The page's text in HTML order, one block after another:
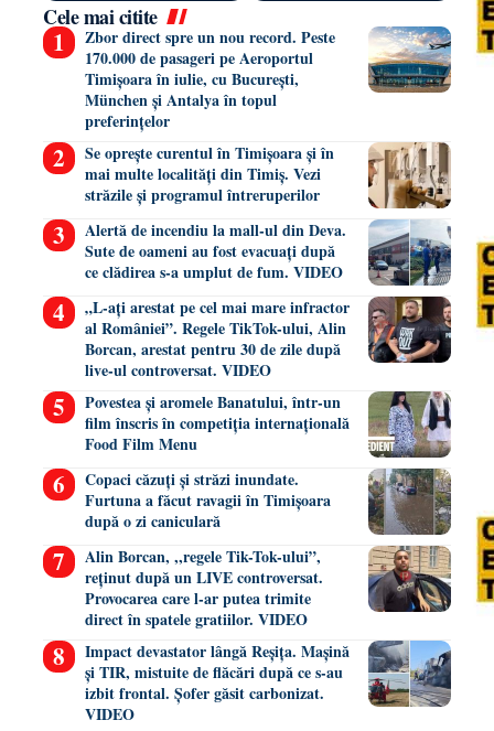
Cele mai citite
Zbor direct spre un nou record. Peste
170.000 de pasageri pe Aeroportul
Timișoara în iulie, cu București,
München și Antalya în topul
preferințelor
Se oprește curentul în Timișoara și în
mai multe localități din Timiș. Vezi
străzile și programul întreruperilor
Alertă de incendiu la mall-ul din Deva.
Sute de oameni au fost evacuați după
ce clădirea s-a umplut de fum. VIDEO
„L-ați arestat pe cel mai mare infractor
al României”. Regele TikTok-ului, Alin
Borcan, arestat pentru 30 de zile după
live-ul controversat. VIDEO
Povestea și aromele Banatului, într-un
film înscris în competiția internațională
Food Film Menu
Copaci căzuți și străzi inundate.
Furtuna a făcut ravagii în Timișoara
după o zi caniculară
Alin Borcan, ,,regele Tik-Tok-ului”,
reținut după un LIVE controversat.
Provocarea care l-ar putea trimite
direct în spatele gratiilor. VIDEO
Impact devastator lângă Reșița. Mașină
și TIR, mistuite de flăcări după ce s-au
izbit frontal. Șofer găsit carbonizat.
VIDEO